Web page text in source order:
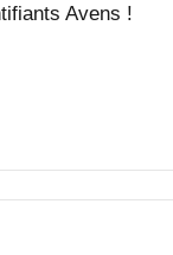
Avens !